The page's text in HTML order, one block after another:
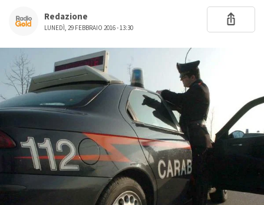
Redazione
LUNEDÌ, 29 FEBBRAIO 2016 - 13:30